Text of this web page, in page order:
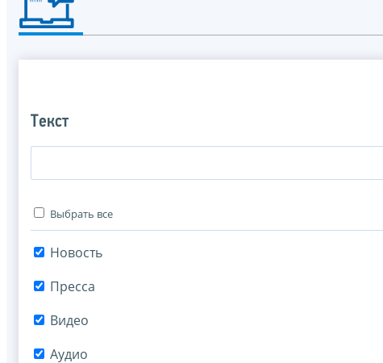
Текст
Выбрать все
Новость
Пресса
Видео
Аудио